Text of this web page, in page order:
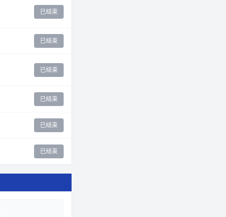
已结束
已结束
已结束
已结束
已结束
已结束